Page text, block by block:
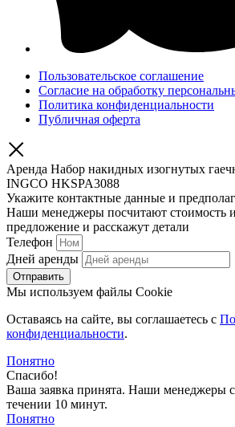
Пользовательское соглашение
Согласие на обработку
Политика конфиденциальности
Публичная оферта
Аренда Набор накидных изогнутых
INGCO HKSPA3088
Укажите контактные данные и
Наши менеджеры посчитают стоимость
предложение и расскажут детали
Телефон
Дней аренды
Отправить
Мы используем файлы Cookie
Оставаясь на сайте, вы соглашаетесь c
конфиденциальности.
Понятно
Спасибо!
Ваша заявка принята. Наши менеджеры
течении 10 минут.
Понятно